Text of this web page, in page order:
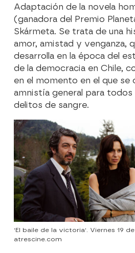
Adaptación de la novela
(ganadora del Premio
Skármeta. Se trata de una
amor, amistad y venganza,
desarrolla en la época del
de la democracia en Chile,
en el momento en el que se
amnistía general para todos
delitos de sangre.
'El baile de la victoria'. Viernes 19
atrescine.com